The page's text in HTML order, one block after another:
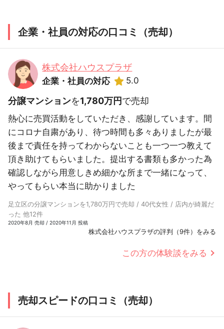
企業・社員の対応の口コミ（売却）
株式会社ハウスプラザ
企業・社員の対応 5.0
分譲マンションを1,780万円で売却
熱心に売買活動をしていただき、感謝しています。間
にコロナ自粛があり、待つ時間も多々ありましたが最
後まで責任を持ってわからないことも一つ一つ教えて
頂き助けてもらいました。提出する書類も多かった為
確認しながら用意しきめ細かな所まで一緒になって、
やってもらい本当に助かりました
足立区の分譲マンションを1,780万円で売却 / 40代女性 / 店内が綺麗だ
った 他12件
2020年8月 売却 / 2020年11月 投稿
株式会社ハウスプラザの評判（9件）をみる
この方の体験談をみる
売却スピードの口コミ（売却）